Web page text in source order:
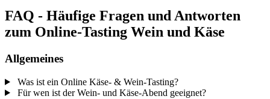
FAQ - Häufige Fragen und Antworten
zum Online-Tasting Wein und Käse
Allgemeines
Was ist ein Online Käse- & Wein-Tasting?
Für wen ist der Wein- und Käse-Abend geeignet?